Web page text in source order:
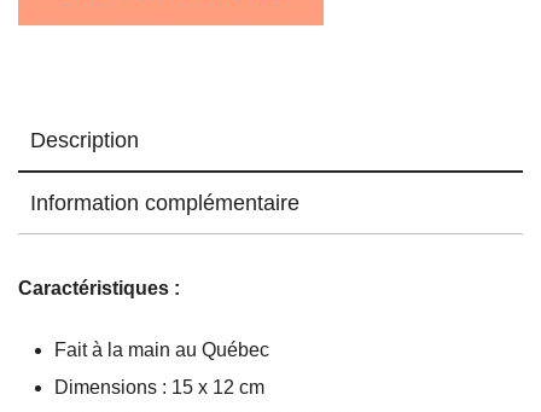
Description
Information complémentaire
Caractéristiques :
Fait à la main au Québec
Dimensions : 15 x 12 cm